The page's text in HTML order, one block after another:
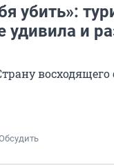
убить»:
удивила и
восходящего